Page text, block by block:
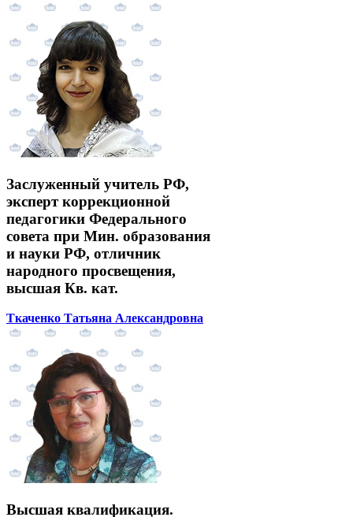
Заслуженный учитель РФ,
эксперт коррекционной
педагогики Федерального
совета при Мин. образования
и науки РФ, отличник
народного просвещения,
высшая Кв. кат.
Ткаченко Татьяна Александровна
Высшая квалификация.